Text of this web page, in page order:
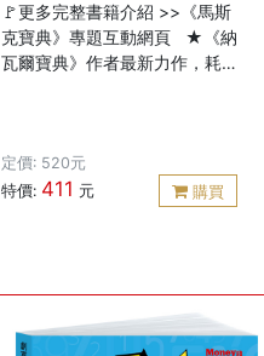
🚩更多完整書籍介紹 >>《馬斯
克寶典》專題互動網頁 ★《納
瓦爾寶典》作者最新力作，耗
開推薦★ ★繁體中文版限定收
錄：作者印簽、獻給讀者的寄
私生活，去看傳記； 想獲得馬
斯克的親自指導，請讀這本
書。 ─────四大核心模組，
定價: 520元
特價: 411 元 購買